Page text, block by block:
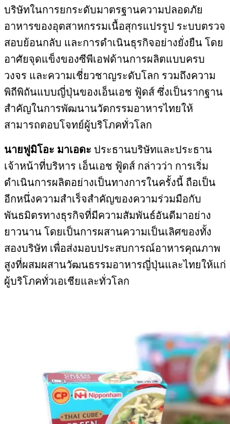
บริษัทในการยกระดับมาตรฐานความปลอดภัย
อาหารของอุตสาหกรรมเนื้อสุกรแปรรูป ระบบตรวจ
สอบย้อนกลับ และการดำเนินธุรกิจอย่างยั่งยืน โดย
อาศัยจุดแข็งของซีพีเอฟด้านการผลิตแบบครบ
วงจร และความเชี่ยวชาญระดับโลก รวมถึงความ
พิถีพิถันแบบญี่ปุ่นของเอ็นเอช ฟู้ดส์ ซึ่งเป็นรากฐาน
สำคัญในการพัฒนานวัตกรรมอาหารไทยให้
สามารถตอบโจทย์ผู้บริโภคทั่วโลก
นายฟูมิโอะ มาเอดะ ประธานบริษัทและประธาน
เจ้าหน้าที่บริหาร เอ็นเอช ฟู้ดส์ กล่าวว่า การเริ่ม
ดำเนินการผลิตอย่างเป็นทางการในครั้งนี้ ถือเป็น
อีกหนึ่งความสำเร็จสำคัญของความร่วมมือกับ
พันธมิตรทางธุรกิจที่มีความสัมพันธ์อันดีมาอย่าง
ยาวนาน โดยเป็นการผสานความเป็นเลิศของทั้ง
สองบริษัท เพื่อส่งมอบประสบการณ์อาหารคุณภาพ
สูงที่ผสมผสานวัฒนธรรมอาหารญี่ปุ่นและไทยให้แก่
ผู้บริโภคทั่วเอเชียและทั่วโลก